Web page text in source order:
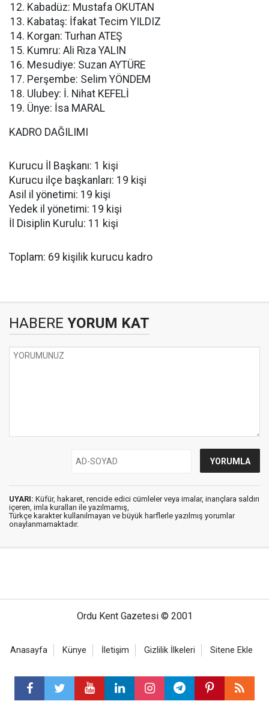
Kabadüz: Mustafa OKUTAN
Kabataş: İfakat Tecim YILDIZ
Korgan: Turhan ATEŞ
Kumru: Ali Rıza YALIN
Mesudiye: Suzan AYTÜRE
Perşembe: Selim YÖNDEM
Ulubey: İ. Nihat KEFELİ
Ünye: İsa MARAL
KADRO DAĞILIMI
Kurucu İl Başkanı: 1 kişi
Kurucu ilçe başkanları: 19 kişi
Asil il yönetimi: 19 kişi
Yedek il yönetimi: 19 kişi
İl Disiplin Kurulu: 11 kişi
Toplam: 69 kişilik kurucu kadro
HABERE YORUM KAT
UYARI: Küfür, hakaret, rencide edici cümleler veya imalar, inançlara saldırı
içeren, imla kuralları ile yazılmamış,
Türkçe karakter kullanılmayan ve büyük harflerle yazılmış yorumlar
onaylanmamaktadır.
Ordu Kent Gazetesi © 2001
Anasayfa Künye İletişim Gizlilik İlkeleri Sitene Ekle